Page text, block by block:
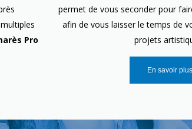
Pro
permet de vous seconder pour
afin de vous laisser le temps de
projets
En savoir plus